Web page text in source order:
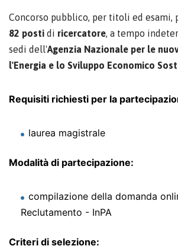
Concorso pubblico, per titoli ed esami,
82 posti di ricercatore, a tempo
sedi dell'Agenzia Nazionale per le
l'Energia e lo Sviluppo Economico
Requisiti richiesti per la
laurea magistrale
Modalità di partecipazione:
compilazione della domanda
Reclutamento - InPA
Criteri di selezione: